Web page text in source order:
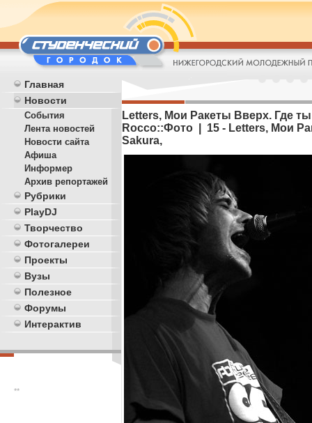
Главная
Новости
События
Лента новостей
Новости сайта
Афиша
Информер
Архив репортажей
Рубрики
PlayDJ
Творчество
Фотогалереи
Проекты
Вузы
Полезное
Форумы
Интерактив
**
Letters, Мои Ракеты Вверх. Где
Rocco::Фото | 15 - Letters, Мои
Sakura,